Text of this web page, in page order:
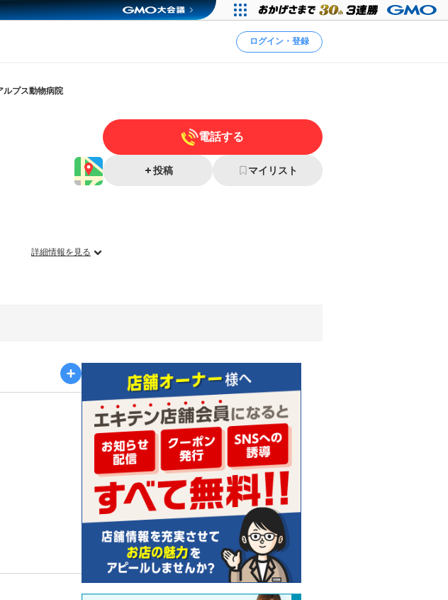
ログイン・登録
ルプス動物病院
詳細情報を見る
電話する
投稿 マイリスト